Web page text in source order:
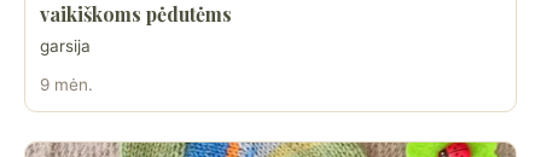
vaikiškoms pėdutėms
garsija
9 mėn.